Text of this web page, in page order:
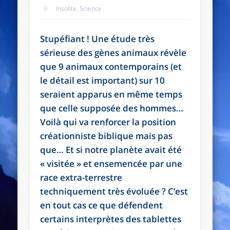
Insolite,Science
Stupéfiant ! Une étude très
sérieuse des gènes animaux révèle
que 9 animaux contemporains (et
le détail est important) sur 10
seraient apparus en même temps
que celle supposée des hommes…
Voilà qui va renforcer la position
créationniste biblique mais pas
que… Et si notre planète avait été
« visitée » et ensemencée par une
race extra-terrestre
techniquement très évoluée ? C’est
en tout cas ce que défendent
certains interprètes des tablettes